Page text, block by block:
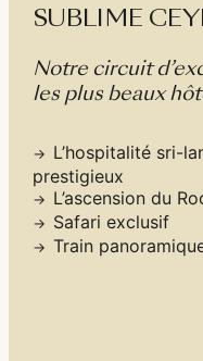
SUBLIME
Notre circuit
les plus beaux
L’hospitalité sri-
prestigieux
L’ascension du
Safari exclusif
Train